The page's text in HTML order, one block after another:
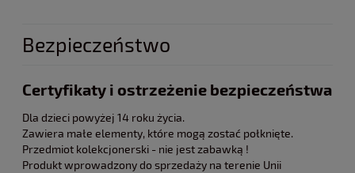
Bezpieczeństwo
Certyfikaty i ostrzeżenie bezpieczeństwa
Dla dzieci powyżej 14 roku życia.
Zawiera małe elementy, które mogą zostać połknięte.
Przedmiot kolekcjonerski - nie jest zabawką !
Produkt wprowadzony do sprzedaży na terenie Unii